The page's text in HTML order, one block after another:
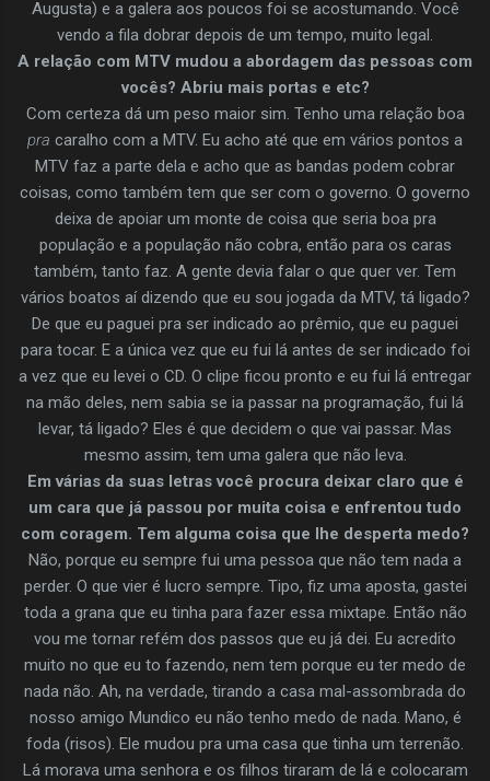
Augusta) e a galera aos poucos foi se acostumando. Você
vendo a fila dobrar depois de um tempo, muito legal.
A relação com MTV mudou a abordagem das pessoas com
vocês? Abriu mais portas e etc?
Com certeza dá um peso maior sim. Tenho uma relação boa
pra caralho com a MTV. Eu acho até que em vários pontos a
MTV faz a parte dela e acho que as bandas podem cobrar
coisas, como também tem que ser com o governo. O governo
deixa de apoiar um monte de coisa que seria boa pra
população e a população não cobra, então para os caras
também, tanto faz. A gente devia falar o que quer ver. Tem
vários boatos aí dizendo que eu sou jogada da MTV, tá ligado?
De que eu paguei pra ser indicado ao prêmio, que eu paguei
para tocar. E a única vez que eu fui lá antes de ser indicado foi
a vez que eu levei o CD. O clipe ficou pronto e eu fui lá entregar
na mão deles, nem sabia se ia passar na programação, fui lá
levar, tá ligado? Eles é que decidem o que vai passar. Mas
mesmo assim, tem uma galera que não leva.
Em várias da suas letras você procura deixar claro que é
um cara que já passou por muita coisa e enfrentou tudo
com coragem. Tem alguma coisa que lhe desperta medo?
Não, porque eu sempre fui uma pessoa que não tem nada a
perder. O que vier é lucro sempre. Tipo, fiz uma aposta, gastei
toda a grana que eu tinha para fazer essa mixtape. Então não
vou me tornar refém dos passos que eu já dei. Eu acredito
muito no que eu to fazendo, nem tem porque eu ter medo de
nada não. Ah, na verdade, tirando a casa mal-assombrada do
nosso amigo Mundico eu não tenho medo de nada. Mano, é
foda (risos). Ele mudou pra uma casa que tinha um terrenão.
Lá morava uma senhora e os filhos tiraram de lá e colocaram